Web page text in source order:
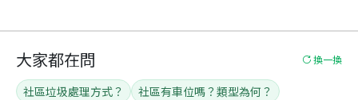
大家都在問 換一換
社區垃圾處理方式？
社區有車位嗎？類型為何？